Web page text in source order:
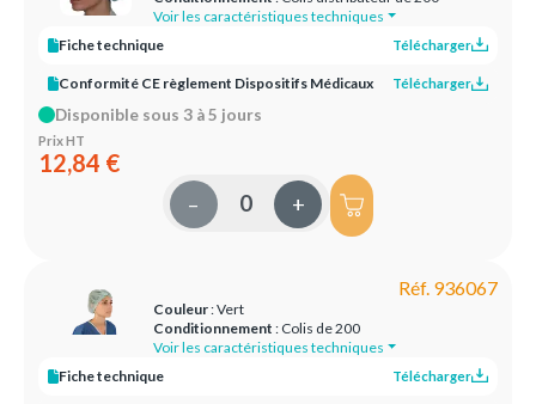
Voir les caractéristiques techniques
Fiche technique
Télécharger
Conformité CE règlement Dispositifs Médicaux Télécharger
Disponible sous 3 à 5 jours
Prix HT
12,84 €
– +
Réf. 936067
Couleur: Vert
Conditionnement : Colis de 200
Voir les caractéristiques techniques
Fiche technique
Télécharger